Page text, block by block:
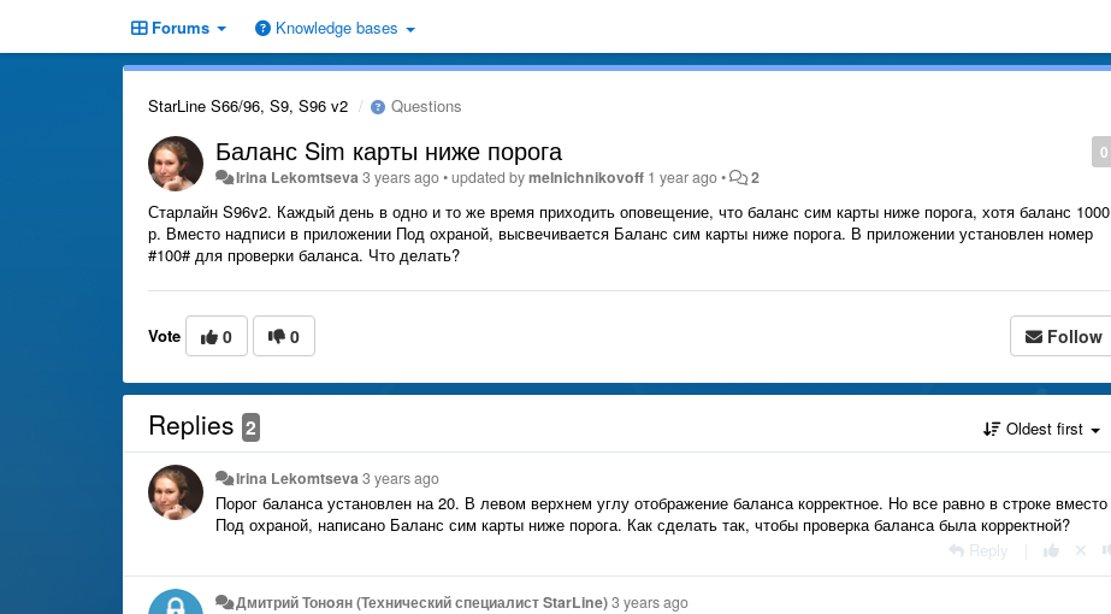
Forums Knowledge bases
StarLine S66/96, S9, S96 v2 Questions
0
Баланс Sim карты ниже порога
Irina Lekomtseva3 years ago•updated bymelnichnikovoff 1 year ago• 2
Старлайн S96v2. Каждый день в одно и то же время приходить оповещение, что баланс сим карты ниже порога, хотя баланс 1000
р. Вместо надписи в приложении Под охраной, высвечивается Баланс сим карты ниже порога. В приложении установлен номер
#100# для проверки баланса. Что делать?
Vote 0 0 Follow
Replies 2 Oldest first
Irina Lekomtseva3 years ago
Порог баланса установлен на 20. В левом верхнем углу отображение баланса корректное. Но все равно в строке вместо
Под охраной, написано Баланс сим карты ниже порога. Как сделать так, чтобы проверка баланса была корректной?
Reply
Дмитрий Тонoян (Технический специалист StarLine)3 years ago